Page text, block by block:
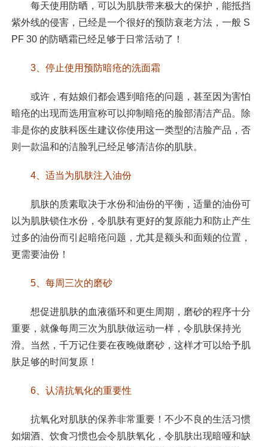
每天使用防晒，可以为肌肤带来极大的保护，能抵挡
紫外线的侵害，已经是一个很好的预防衰老方法，一般 S
PF 30 的防晒霜已经足够于日常活动了！
3、停止使用预防暗疮的洗面霜
或许，有姑娘们都会遇到暗疮的问题，甚至因为害怕
暗疮的出现而选用宣称可以抑制暗疮的脸部清洁产品。除
非是你的皮肤科医生建议你使用这一类型的洁脸产品，否
则一款温和的洁脸乳已经足够清洁你的肌肤。
4、适当为肌肤注入油份
肌肤的质素取决于水份和油份的平衡，适量的油份可
以为肌肤锁住水份，令肌肤有更好的复原能力和防止产生
过多的油份而引起暗疮问题，尤其是额头和面颊的位置，
更需要油份！
5、每周三次的磨砂
想促进肌肤的血液循环和更生周期，磨砂的程序十分
重要，就像每周三次为肌肤做运动一样，令肌肤保持光
滑。当然，千万记住要在夜晚做磨砂，这样才可以给予肌
肤足够的时间复原！
6、认清抗氧化的重要性
抗氧化对肌肤的保养非常重要！不少不良的生活习惯
如烟酒、饮食习惯也会令肌肤氧化，令肌肤出现暗哑和缺